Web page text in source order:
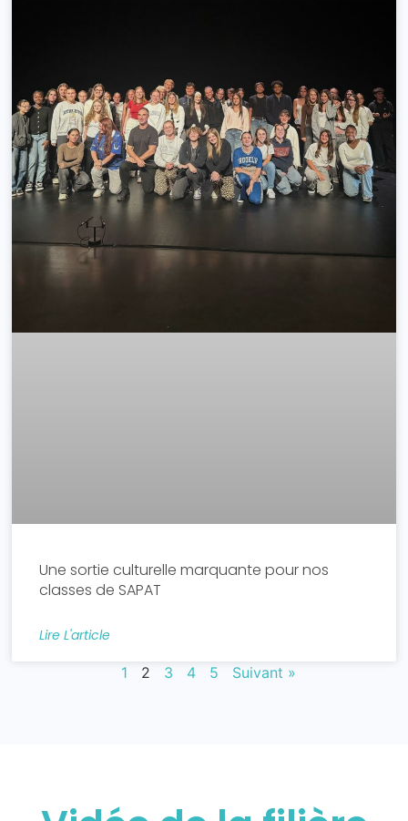
Une sortie culturelle marquante pour nos
classes de SAPAT
Lire L'article
1 2 3 4 5 Suivant »